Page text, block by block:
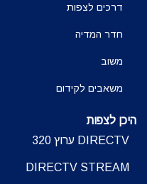
דרכים לצפות
חדר המדיה
משוב
משאבים לקידום
היכן לצפות
DIRECTV ערוץ 320
DIRECTV STREAM